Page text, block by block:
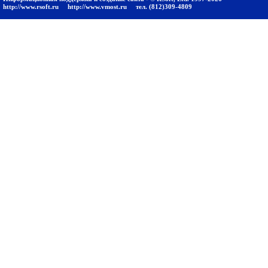
http://www.rsoft.ru
http://www.vmost.ru тел. (812)309-4809